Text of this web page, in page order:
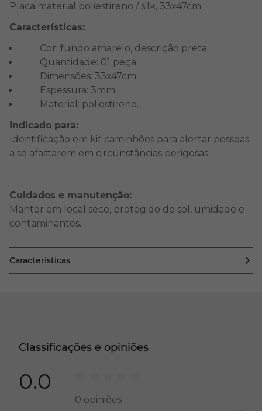
Placa material poliestireno / silk, 33x47cm.
Características:
Cor: fundo amarelo, descrição preta.
Quantidade: 01 peça.
Dimensões: 33x47cm.
Espessura: 3mm.
Material: poliestireno.
Indicado para:
Identificação em kit caminhões para alertar pessoas
a se afastarem em circunstâncias perigosas.
Cuidados e manutenção:
Manter em local seco, protegido do sol, umidade e
contaminantes.
Características
Classificações e opiniões
0.0
0 opiniões